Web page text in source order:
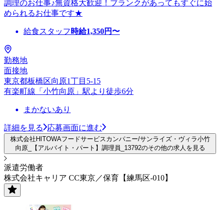
調理のお仕事♪無資格大歓迎！ブランクがあってもすぐに始
められるお仕事です★
給食スタッフ 時給1,350円〜
勤務地
面接地
東京都板橋区向原1丁目5-15
有楽町線「小竹向原」駅より徒歩6分
まかないあり
詳細を見る 応募画面に進む
株式会社HITOWAフードサービスカンパニー/サンライズ・ヴィラ小竹
向原_【アルバイト・パート】調理員_13792のその他の求人を見る
派遣労働者
株式会社キャリア CC東京／保育【練馬区-010】